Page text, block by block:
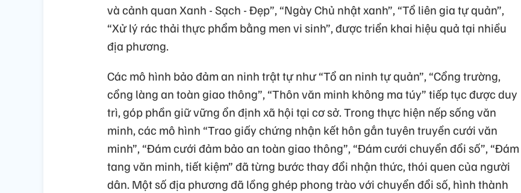
và cảnh quan Xanh - Sạch - Đẹp”, “Ngày Chủ nhật xanh”, “Tổ liên gia tự quản”,
“Xử lý rác thải thực phẩm bằng men vi sinh”, được triển khai hiệu quả tại nhiều
địa phương.
Các mô hình bảo đảm an ninh trật tự như “Tổ an ninh tự quản”, “Cổng trường,
cổng làng an toàn giao thông”, “Thôn văn minh không ma túy” tiếp tục được duy
trì, góp phần giữ vững ổn định xã hội tại cơ sở. Trong thực hiện nếp sống văn
minh, các mô hình “Trao giấy chứng nhận kết hôn gắn tuyên truyền cưới văn
minh”, “Đám cưới đảm bảo an toàn giao thông”, “Đám cưới chuyển đổi số”, “Đám
tang văn minh, tiết kiệm” đã từng bước thay đổi nhận thức, thói quen của người
dân. Một số địa phương đã lồng ghép phong trào với chuyển đổi số, hình thành